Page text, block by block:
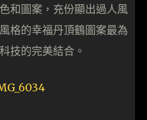
和圖案，充份顯出過人風
格的幸福丹頂鶴圖案最為
技的完美結合。